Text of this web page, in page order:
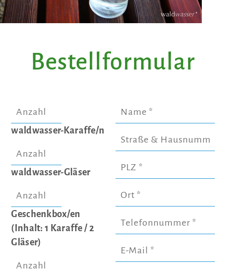
Bestellformular
waldwasser-Karaffe/n
waldwasser-Gläser
Geschenkbox/en
(Inhalt: 1 Karaffe / 2
Gläser)